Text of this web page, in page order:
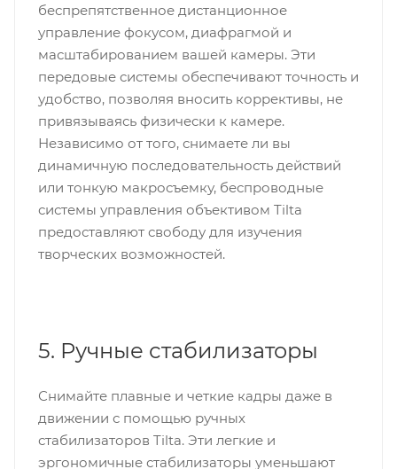
беспрепятственное дистанционное
управление фокусом, диафрагмой и
масштабированием вашей камеры. Эти
передовые системы обеспечивают точность и
удобство, позволяя вносить коррективы, не
привязываясь физически к камере.
Независимо от того, снимаете ли вы
динамичную последовательность действий
или тонкую макросъемку, беспроводные
системы управления объективом Tilta
предоставляют свободу для изучения
творческих возможностей.
5. Ручные стабилизаторы
Снимайте плавные и четкие кадры даже в
движении с помощью ручных
стабилизаторов Tilta. Эти легкие и
эргономичные стабилизаторы уменьшают